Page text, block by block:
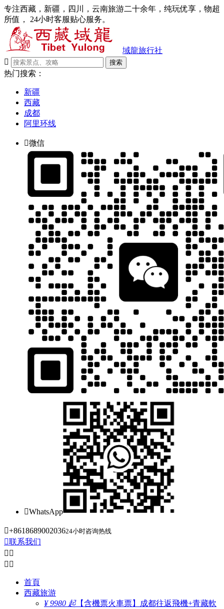
专注西藏，新疆，四川，云南旅游二十余年，纯玩优享，物超
所值， 24小时客服贴心服务。
域龍旅行社

搜索
热门搜索：
新疆
西藏
成都
阿里环线
微信
WhatsApp
+861868900203624小时咨询热线
联系我们
 
 
首頁
西藏旅游
¥ 9980 起【含機票火車票】成都往返飛機+青藏軟